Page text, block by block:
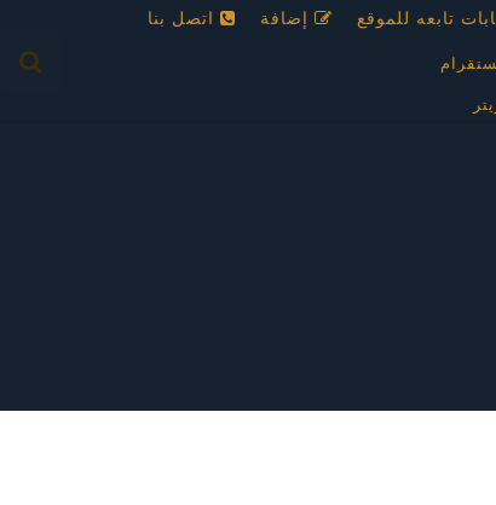
تابعه للموقع إضافة اتصل بنا